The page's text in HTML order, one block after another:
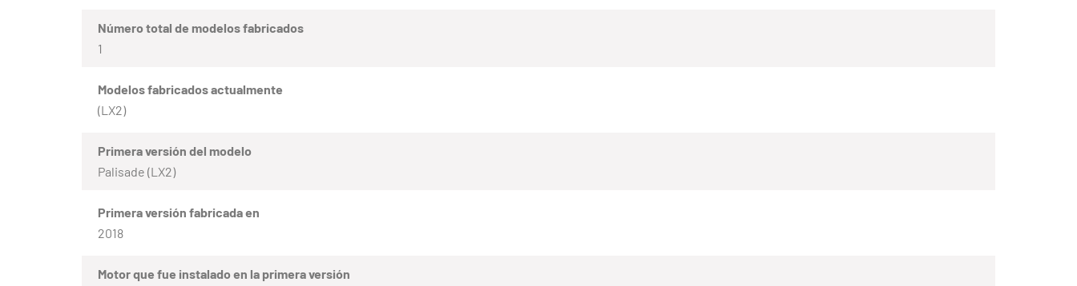
Número total de modelos fabricados
1
Modelos fabricados actualmente
(LX2)
Primera versión del modelo
Palisade (LX2)
Primera versión fabricada en
2018
Motor que fue instalado en la primera versión